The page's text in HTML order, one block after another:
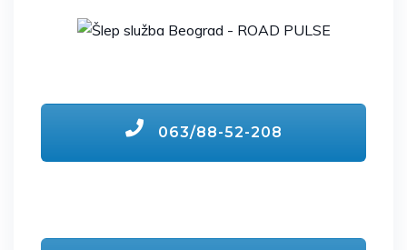
063/88-52-208